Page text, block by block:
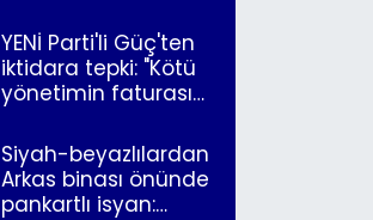
YENİ Parti'li Güç'ten
iktidara tepki: "Kötü
yönetimin faturasını
Siyah-beyazlılardan
Arkas binası önünde
pankartlı isyan: